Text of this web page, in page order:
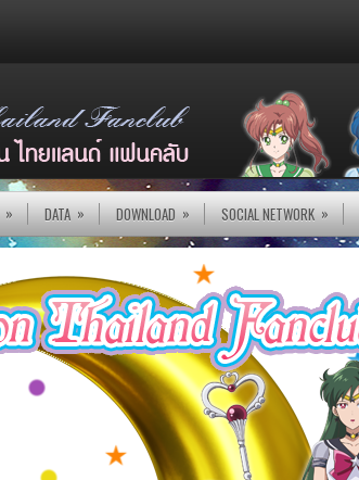
» DATA » DOWNLOAD » SOCIAL NETWORK »